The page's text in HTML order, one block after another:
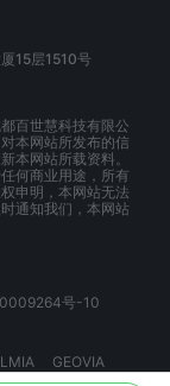
15层1510号
百世慧科技有限公
本网站所发布的信
本网站所载资料。
何商业用途，所有
申明，本网站无法
通知我们，本网站
号-10
GEOVIA